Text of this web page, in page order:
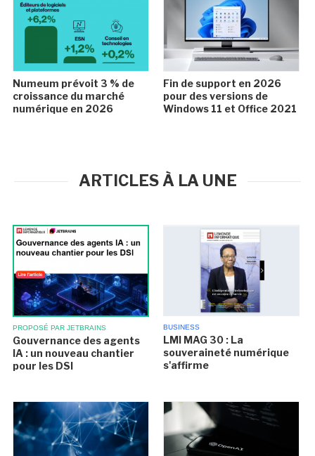
Numeum prévoit 3 % de
croissance du marché
numérique en 2026
Fin de support en 2026
pour des versions de
Windows 11 et Office 2021
ARTICLES À LA UNE
PROPOSÉ PAR JETBRAINS
Gouvernance des agents
IA : un nouveau chantier
pour les DSI
BUSINESS
LMI MAG 30 : La
souveraineté numérique
s'affirme